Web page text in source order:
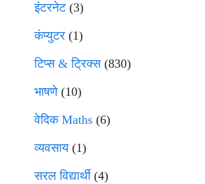
इंटरनेट(3)
कंप्युटर (1)
टिप्स & ट्रिक्स(830)
भाषणे(10)
वेदिक Maths (6)
व्यवसाय(1)
सरल विद्यार्थी(4)